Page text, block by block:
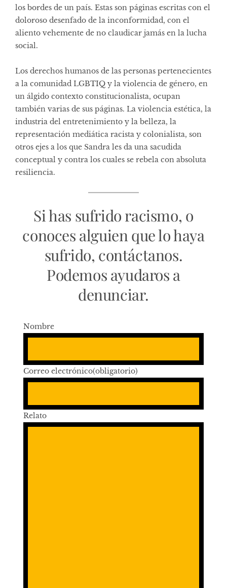
los bordes de un país. Estas son páginas escritas con el
doloroso desenfado de la inconformidad, con el
aliento vehemente de no claudicar jamás en la lucha
social.
Los derechos humanos de las personas pertenecientes
a la comunidad LGBTIQ y la violencia de género, en
un álgido contexto constitucionalista, ocupan
también varias de sus páginas. La violencia estética, la
industria del entretenimiento y la belleza, la
representación mediática racista y colonialista, son
otros ejes a los que Sandra les da una sacudida
conceptual y contra los cuales se rebela con absoluta
resiliencia.
Si has sufrido racismo, o
conoces alguien que lo haya
sufrido, contáctanos.
Podemos ayudaros a
denunciar.
Nombre
Correo electrónico(obligatorio)
Relato